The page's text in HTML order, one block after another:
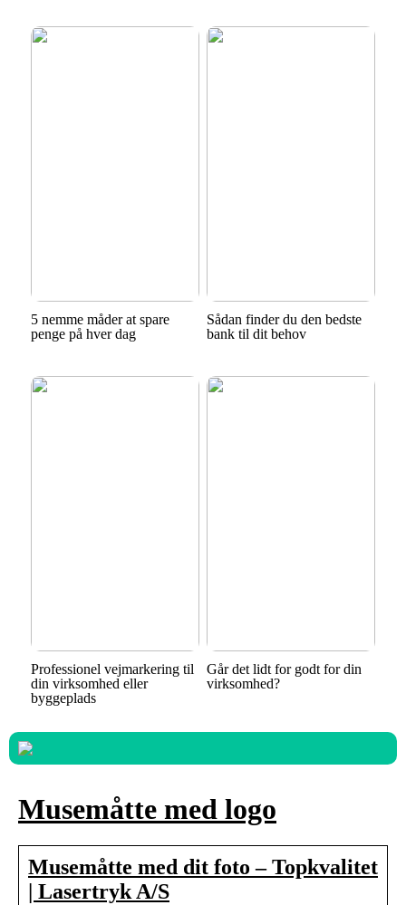
5 nemme måder at spare
penge på hver dag
Sådan finder du den bedste
bank til dit behov
Professionel vejmarkering til
din virksomhed eller
byggeplads
Går det lidt for godt for din
virksomhed?
Musemåtte med logo
Musemåtte med dit foto – Topkvalitet
| Lasertryk A/S